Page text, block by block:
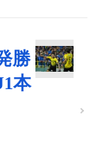
勝
本